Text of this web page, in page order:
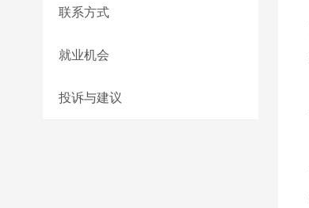
联系方式
就业机会
投诉与建议